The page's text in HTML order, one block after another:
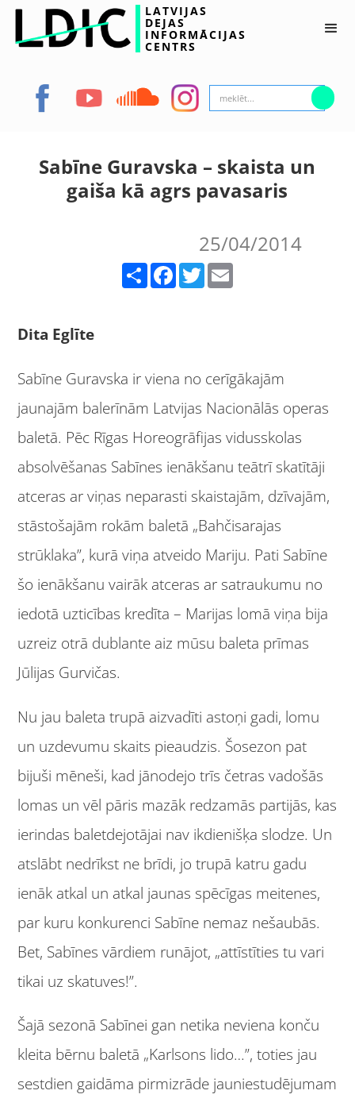
LATVIJAS
DEJAS
INFORMĀCIJAS
CENTRS
Sabīne Guravska – skaista un
gaiša kā agrs pavasaris
25/04/2014
Facebook Twitter
Dita Eglīte
Sabīne Guravska ir viena no cerīgākajām
jaunajām balerīnām Latvijas Nacionālās operas
baletā. Pēc Rīgas Horeogrāfijas vidusskolas
absolvēšanas Sabīnes ienākšanu teātrī skatītāji
atceras ar viņas neparasti skaistajām, dzīvajām,
stāstošajām rokām baletā „Bahčisarajas
strūklaka”, kurā viņa atveido Mariju. Pati Sabīne
šo ienākšanu vairāk atceras ar satraukumu no
iedotā uzticības kredīta – Marijas lomā viņa bija
uzreiz otrā dublante aiz mūsu baleta prīmas
Jūlijas Gurvičas.
Nu jau baleta trupā aizvadīti astoņi gadi, lomu
un uzdevumu skaits pieaudzis. Šosezon pat
bijuši mēneši, kad jānodejo trīs četras vadošās
lomas un vēl pāris mazāk redzamās partijās, kas
ierindas baletdejotājai nav ikdienišķa slodze. Un
atslābt nedrīkst ne brīdi, jo trupā katru gadu
ienāk atkal un atkal jaunas spēcīgas meitenes,
par kuru konkurenci Sabīne nemaz nešaubās.
Bet, Sabīnes vārdiem runājot, „attīstīties tu vari
tikai uz skatuves!”.
Šajā sezonā Sabīnei gan netika neviena konču
kleita bērnu baletā „Karlsons lido…”, toties jau
sestdien gaidāma pirmizrāde jauniestudējumam